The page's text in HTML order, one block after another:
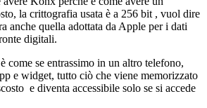
la crittografia usata è a 256 bit , vuol dire
anche quella adottata da Apple per i dati
digitali.
come se entrassimo in un altro telefono,
e widget, tutto ciò che viene memorizzato
e diventa accessibile solo se si accede